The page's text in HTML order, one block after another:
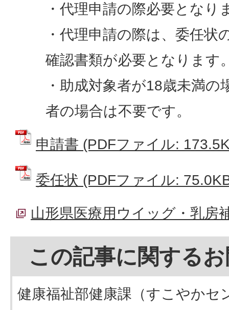
・代理申請の際必要となり
・代理申請の際は、委任状
確認書類が必要となります
・助成対象者が18歳未満
者の場合は不要です。
申請書 (PDFファイル:
委任状 (PDFファイル:
山形県医療用ウイッグ・乳房
この記事に関する
健康福祉部健康課（すこやかセ